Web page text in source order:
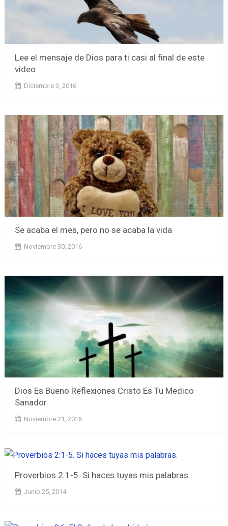
Lee el mensaje de Dios para ti casi al final de este
video
Diciembre 3, 2016
Se acaba el mes, pero no se acaba la vida
Noviembre 30, 2016
Dios Es Bueno Reflexiones Cristo Es Tu Medico
Sanador
Noviembre 21, 2016
Proverbios 2:1-5. Si haces tuyas mis palabras.
Junio 25, 2014